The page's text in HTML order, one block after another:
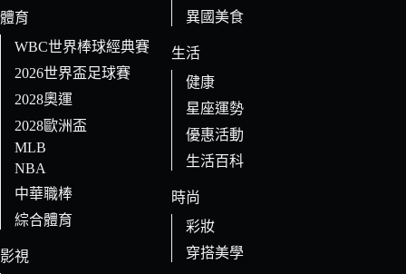
體育
WBC世界棒球經典賽
2026世界盃足球賽
2028奧運
2028歐洲盃
MLB
NBA
中華職棒
綜合體育
影視
異國美食
生活
健康
星座運勢
優惠活動
生活百科
時尚
彩妝
穿搭美學